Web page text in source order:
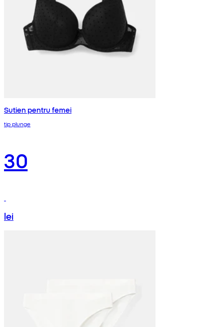
Sutien pentru femei
tip plunge
30
lei